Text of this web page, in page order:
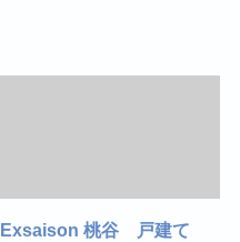
Exsaison 桃谷 戸建て